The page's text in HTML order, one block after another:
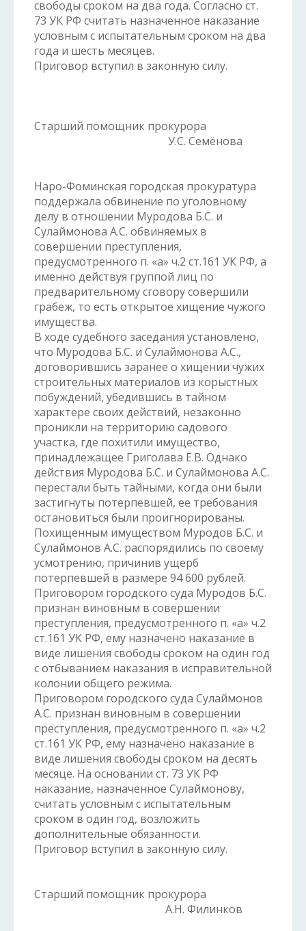
свободы сроком на два года. Согласно ст.
73 УК РФ считать назначенное наказание
условным с испытательным сроком на два
года и шесть месяцев.
Приговор вступил в законную силу.
Старший помощник прокурора
У.С. Семёнова
Наро-Фоминская городская прокуратура
поддержала обвинение по уголовному
делу в отношении Муродова Б.С. и
Сулаймонова А.С. обвиняемых в
совершении преступления,
предусмотренного п. «а» ч.2 ст.161 УК РФ, а
именно действуя группой лиц по
предварительному сговору совершили
грабеж, то есть открытое хищение чужого
имущества.
В ходе судебного заседания установлено,
что Муродова Б.С. и Сулаймонова А.С.,
договорившись заранее о хищении чужих
строительных материалов из корыстных
побуждений, убедившись в тайном
характере своих действий, незаконно
проникли на территорию садового
участка, где похитили имущество,
принадлежащее Григолава Е.В. Однако
действия Муродова Б.С. и Сулаймонова А.С.
перестали быть тайными, когда они были
застигнуты потерпевшей, ее требования
остановиться были проигнорированы.
Похищенным имуществом Муродов Б.С. и
Сулаймонов А.С. распорядились по своему
усмотрению, причинив ущерб
потерпевшей в размере 94 600 рублей.
Приговором городского суда Муродов Б.С.
признан виновным в совершении
преступления, предусмотренного п. «а» ч.2
ст.161 УК РФ, ему назначено наказание в
виде лишения свободы сроком на один год
с отбыванием наказания в исправительной
колонии общего режима.
Приговором городского суда Сулаймонов
А.С. признан виновным в совершении
преступления, предусмотренного п. «а» ч.2
ст.161 УК РФ, ему назначено наказание в
виде лишения свободы сроком на десять
месяце. На основании ст. 73 УК РФ
наказание, назначенное Сулаймонову,
считать условным с испытательным
сроком в один год, возложить
дополнительные обязанности.
Приговор вступил в законную силу.
Старший помощник прокурора
А.Н. Филинков